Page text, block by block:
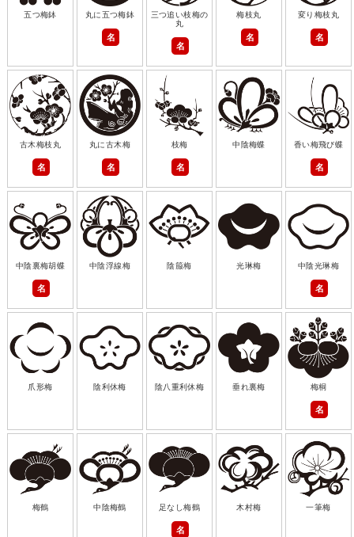
五つ梅鉢 丸に五つ梅鉢
名
三つ追い枝梅の
丸
名
梅枝丸
名
変り梅枝丸
名
古木梅枝丸
名
丸に古木梅
名
枝梅
名
中陰梅蝶 香い梅飛び蝶
名
中陰裏梅胡蝶
名
中陰浮線梅 陰箙梅 光琳梅 中陰光琳梅
名
爪形梅 陰利休梅 陰八重利休梅 垂れ裏梅 梅桐
名
梅鶴 中陰梅鶴 足なし梅鶴
名
木村梅 一筆梅